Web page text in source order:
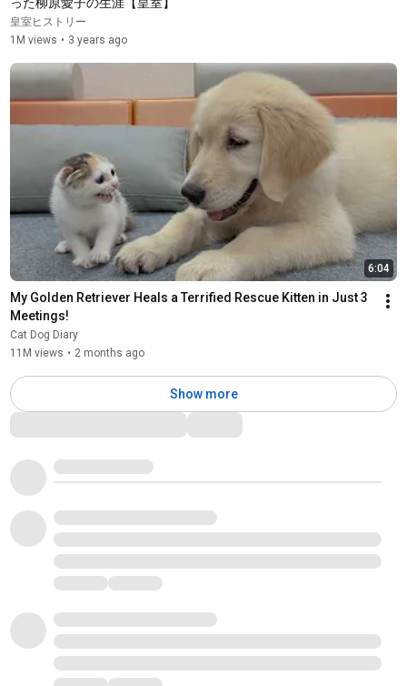
皇室ヒストリー
1M views • 3 years ago
6:04
My Golden Retriever Heals a Terrified Rescue Kitten in Just 3
Meetings!
Cat Dog Diary
11M views • 2 months ago
Show more